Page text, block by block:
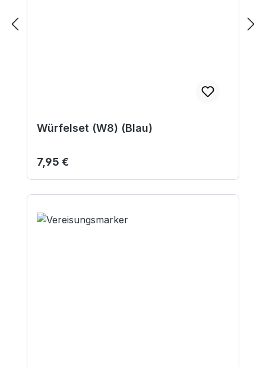
Würfelset (W8) (Blau)
Regulärer Preis:
7,95 €